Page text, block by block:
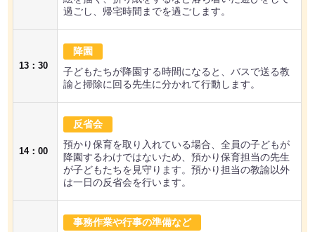
過ごし、帰宅時間までを過ごします。
13：30
降園
子どもたちが降園する時間になると、バスで送る教
諭と掃除に回る先生に分かれて行動します。
14：00
反省会
預かり保育を取り入れている場合、全員の子どもが
降園するわけではないため、預かり保育担当の先生
が子どもたちを見守ります。預かり担当の教諭以外
は一日の反省会を行います。
事務作業や行事の準備など